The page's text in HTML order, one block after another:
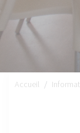
Accueil